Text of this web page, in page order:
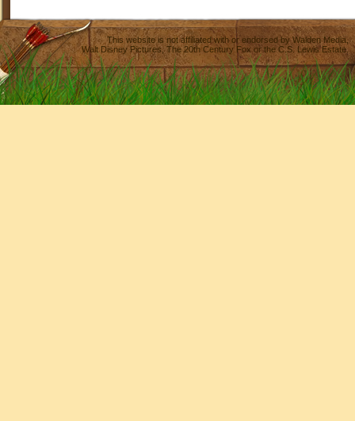
This website is not affiliated with or endorsed byWalden Media
Walt Disney Pictures,The 20th Century Fox or the C.S. Lewis Estate.